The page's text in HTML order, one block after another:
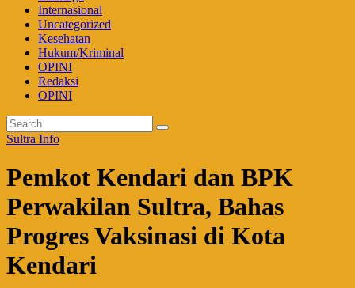
Internasional
Uncategorized
Kesehatan
Hukum/Kriminal
OPINI
Redaksi
OPINI
Sultra Info
Pemkot Kendari dan BPK
Perwakilan Sultra, Bahas
Progres Vaksinasi di Kota
Kendari